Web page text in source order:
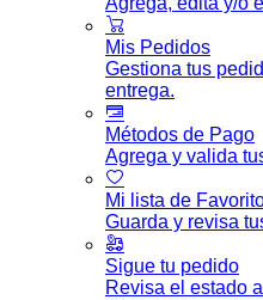
Mis Pedidos
Gestiona tus
entrega.
Métodos de Pago
Agrega y valida
Mi lista de
Guarda y revisa
Sigue tu pedido
Revisa el estado